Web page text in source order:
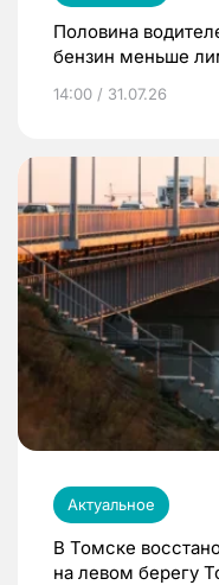
Половина
бензин меньше
14:00 / 31.07.26
Актуальное
В Томске
на левом берегу